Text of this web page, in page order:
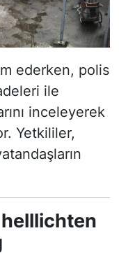
ederken, polis
ile
inceleyerek
Yetkililer,